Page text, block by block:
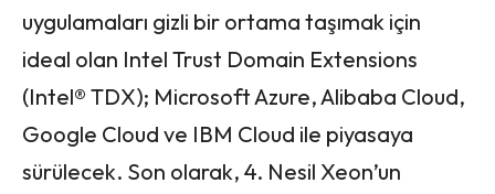
uygulamaları gizli bir ortama taşımak için
ideal olan Intel Trust Domain Extensions
(Intel® TDX); Microsoft Azure, Alibaba Cloud,
Google Cloud ve IBM Cloud ile piyasaya
sürülecek. Son olarak, 4. Nesil Xeon’un